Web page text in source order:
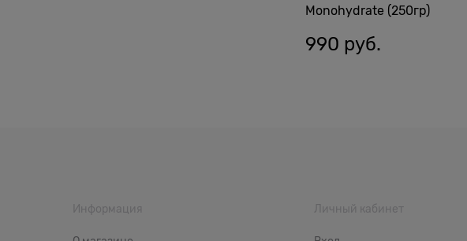
Monohydrate (250гр)
990 руб.
Информация Личный кабинет